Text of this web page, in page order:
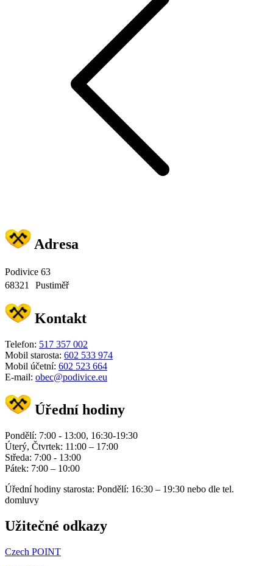
Adresa
Podivice 63
68321 Pustiměř
Kontakt
Telefon: 517 357 002
Mobil starosta: 602 533 974
Mobil účetní: 602 523 664
E-mail: obec@podivice.eu
Úřední hodiny
Pondělí: 7:00 - 13:00, 16:30-19:30
Úterý, Čtvrtek: 11:00 – 17:00
Středa: 7:00 - 13:00
Pátek: 7:00 – 10:00
Úřední hodiny starosta: Pondělí: 16:30 – 19:30 nebo dle tel.
domluvy
Užitečné odkazy
Czech POINT